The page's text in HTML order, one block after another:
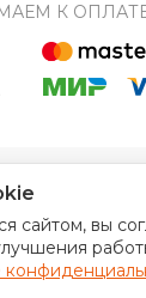
К
магазин
сайтом, вы